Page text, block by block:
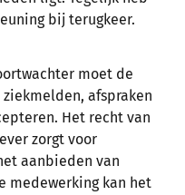
bij terugkeer.
moet de
afspraken
Het recht van
zorgt voor
aanbieden van
medewerking kan het